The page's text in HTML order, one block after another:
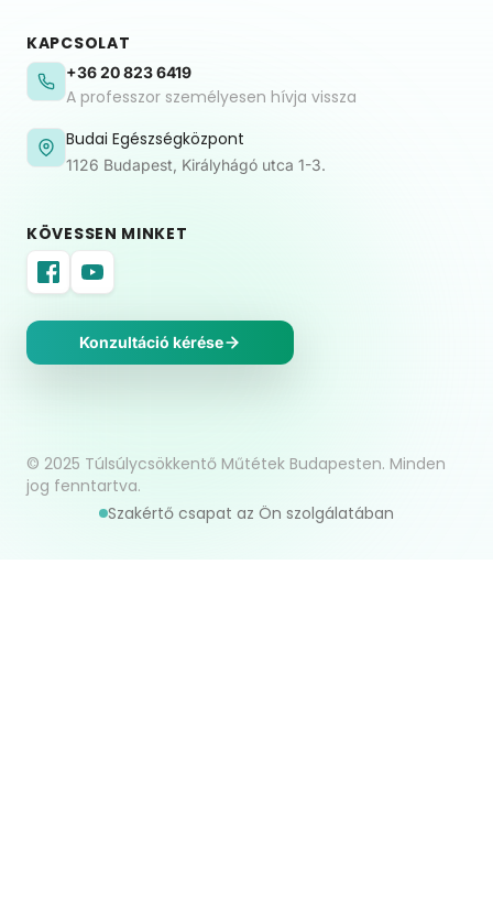
KAPCSOLAT
+36 20 823 6419
A professzor személyesen hívja vissza
Budai Egészségközpont
1126 Budapest, Királyhágó utca 1-3.
KÖVESSEN MINKET
Konzultáció kérése
© 2025 Túlsúlycsökkentő Műtétek Budapesten. Minden
jog fenntartva.
Szakértő csapat az Ön szolgálatában